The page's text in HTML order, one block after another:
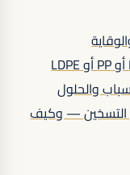
والحلول
التسخين — وكيف